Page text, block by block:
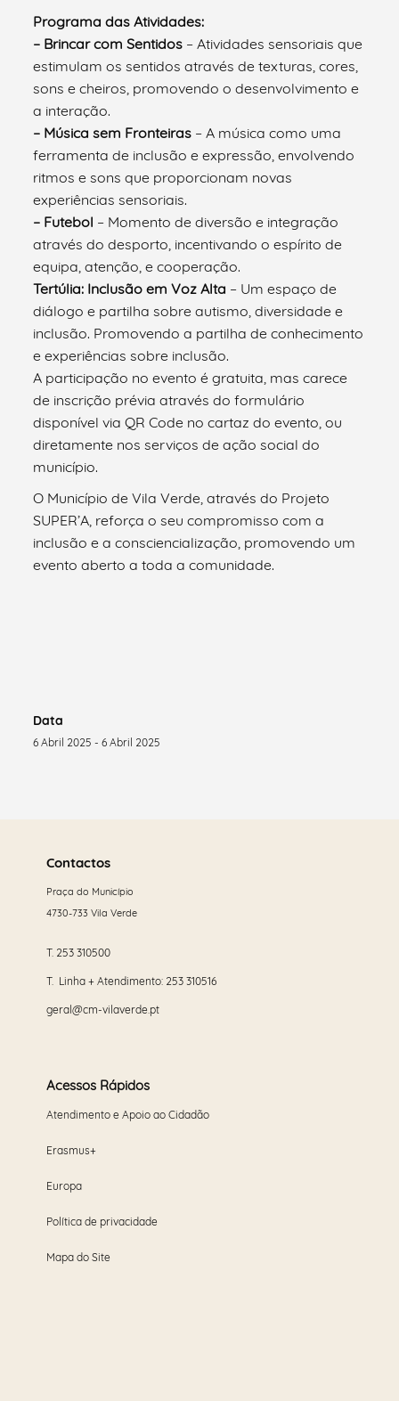
Programa das Atividades:
– Brincar com Sentidos – Atividades sensoriais que
estimulam os sentidos através de texturas, cores,
sons e cheiros, promovendo o desenvolvimento e
a interação.
– Música sem Fronteiras – A música como uma
ferramenta de inclusão e expressão, envolvendo
ritmos e sons que proporcionam novas
experiências sensoriais.
– Futebol – Momento de diversão e integração
através do desporto, incentivando o espírito de
equipa, atenção, e cooperação.
Tertúlia: Inclusão em Voz Alta – Um espaço de
diálogo e partilha sobre autismo, diversidade e
inclusão. Promovendo a partilha de conhecimento
e experiências sobre inclusão.
A participação no evento é gratuita, mas carece
de inscrição prévia através do formulário
disponível via QR Code no cartaz do evento, ou
diretamente nos serviços de ação social do
município.
O Município de Vila Verde, através do Projeto
SUPER’A, reforça o seu compromisso com a
inclusão e a consciencialização, promovendo um
evento aberto a toda a comunidade.
Data
6 Abril 2025 - 6 Abril 2025
maisContactos
Praça do Município
4730-733 Vila Verde
T. 253 310500
T. Linha + Atendimento: 253 310516
geral@cm-vilaverde.pt
Acessos Rápidos
Atendimento e Apoio ao Cidadão
Erasmus+
Europa
Política de privacidade
Mapa do Site